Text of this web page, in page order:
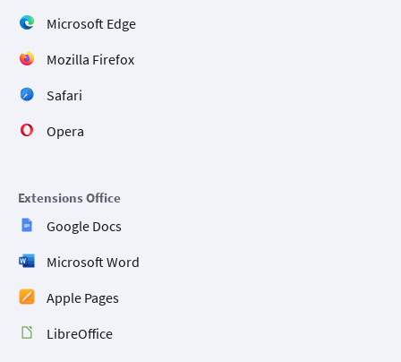
Microsoft Edge
Mozilla Firefox
Safari
Opera
Extensions Office
Google Docs
Microsoft Word
Apple Pages
LibreOffice